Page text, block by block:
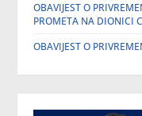
OBAVIJEST O
PROMETA NA DIONICI
OBAVIJEST O